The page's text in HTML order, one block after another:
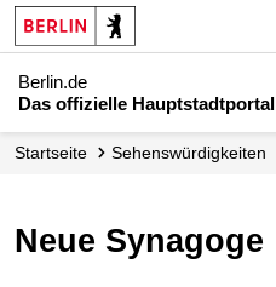
Berlin.de
Das offizielle Hauptstadtportal
Startseite Sehenswürdigkeiten
Neue Synagoge